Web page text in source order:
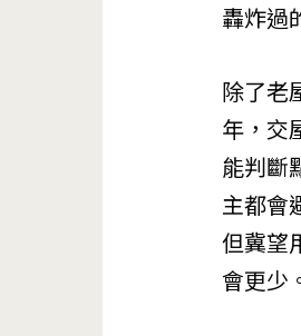
轟炸過
除了老
年，交
能判斷
主都會
但冀望
會更少